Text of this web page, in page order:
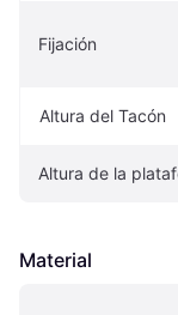
Fijación
Altura del Tacón
Altura de la
Material